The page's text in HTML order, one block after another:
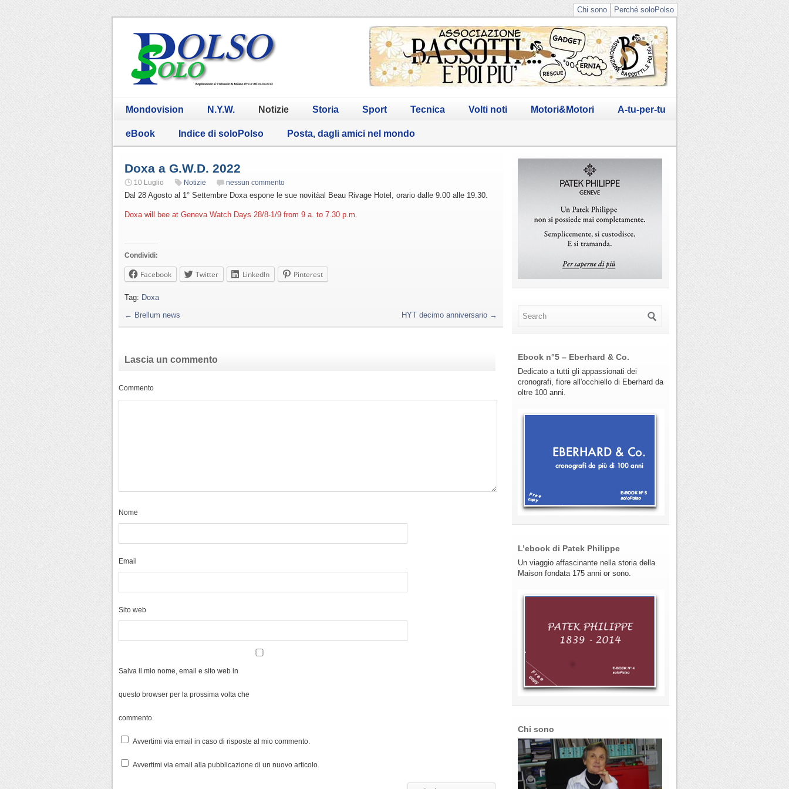
Perché soloPolso
Chi sono
Mondovision N.Y.W. Notizie Storia Sport Tecnica Volti noti Motori&Motori A-tu-per-tu
eBook Indice di soloPolso Posta, dagli amici nel mondo
Doxa a G.W.D. 2022
10 Luglio Notizie nessun commento
Dal 28 Agosto al 1° Settembre Doxa espone le sue novitàal Beau Rivage Hotel, orario dalle 9.00 alle 19.30.
Doxa will bee at Geneva Watch Days 28/8-1/9 from 9 a. to 7.30 p.m.
Condividi:
Facebook Twitter LinkedIn Pinterest
Tag: Doxa
← Brellum news HYT decimo anniversario →
Lascia un commento
Commento
Nome
Email
Sito web
Salva il mio nome, email e sito web in
questo browser per la prossima volta che
commento.
Avvertimi via email in caso di risposte al mio commento.
Avvertimi via email alla pubblicazione di un nuovo articolo.
Ebook n°5 – Eberhard & Co.
Dedicato a tutti gli appassionati dei
cronografi, fiore all'occhiello di Eberhard da
oltre 100 anni.
L’ebook di Patek Philippe
Un viaggio affascinante nella storia della
Maison fondata 175 anni or sono.
Chi sono